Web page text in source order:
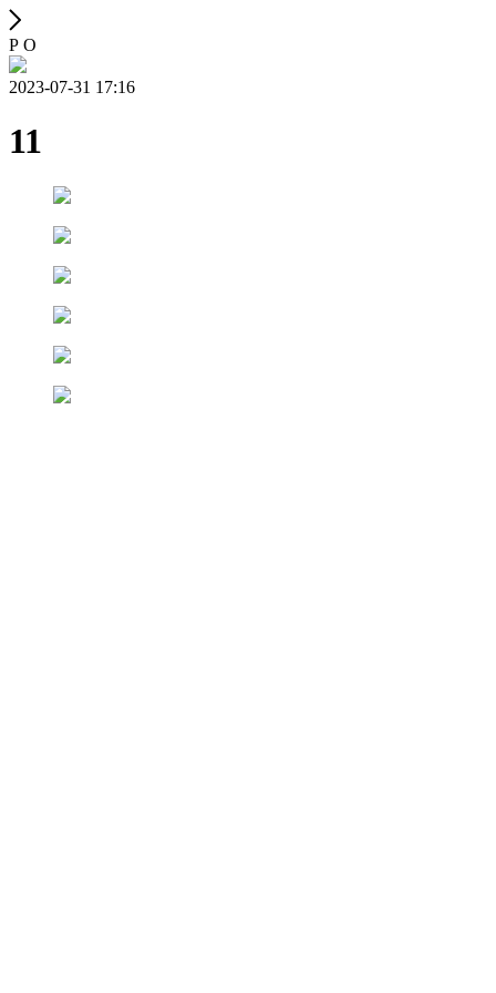
Р О
2023-07-31 17:16
11